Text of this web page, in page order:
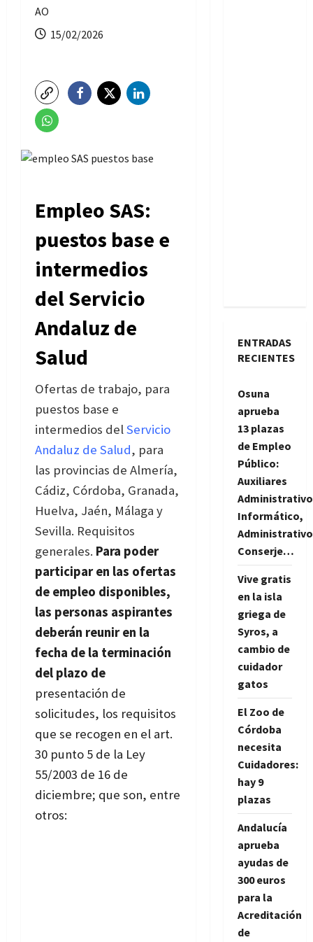
AO
15/02/2026
Empleo SAS:
puestos base e
intermedios
del Servicio
Andaluz de
Salud
Ofertas de trabajo, para
puestos base e
intermedios delServicio
Andaluz de Salud, para
las provincias de Almería,
Cádiz, Córdoba, Granada,
Huelva, Jaén, Málaga y
Sevilla. Requisitos
generales. Para poder
participar en las ofertas
de empleo disponibles,
las personas aspirantes
deberán reunir en la
fecha de la terminación
del plazo de
presentación de
solicitudes, los requisitos
que se recogen en el art.
30 punto 5 de la Ley
55/2003 de 16 de
diciembre; que son, entre
otros:
ENTRADAS
RECIENTES
Osuna
aprueba
13 plazas
de Empleo
Público:
Auxiliares
Informático,
Conserje…
Vive gratis
en la isla
griega de
Syros, a
cambio de
cuidador
gatos
El Zoo de
Córdoba
necesita
Cuidadores:
hay 9
plazas
Andalucía
aprueba
ayudas de
300 euros
para la
Acreditación
de